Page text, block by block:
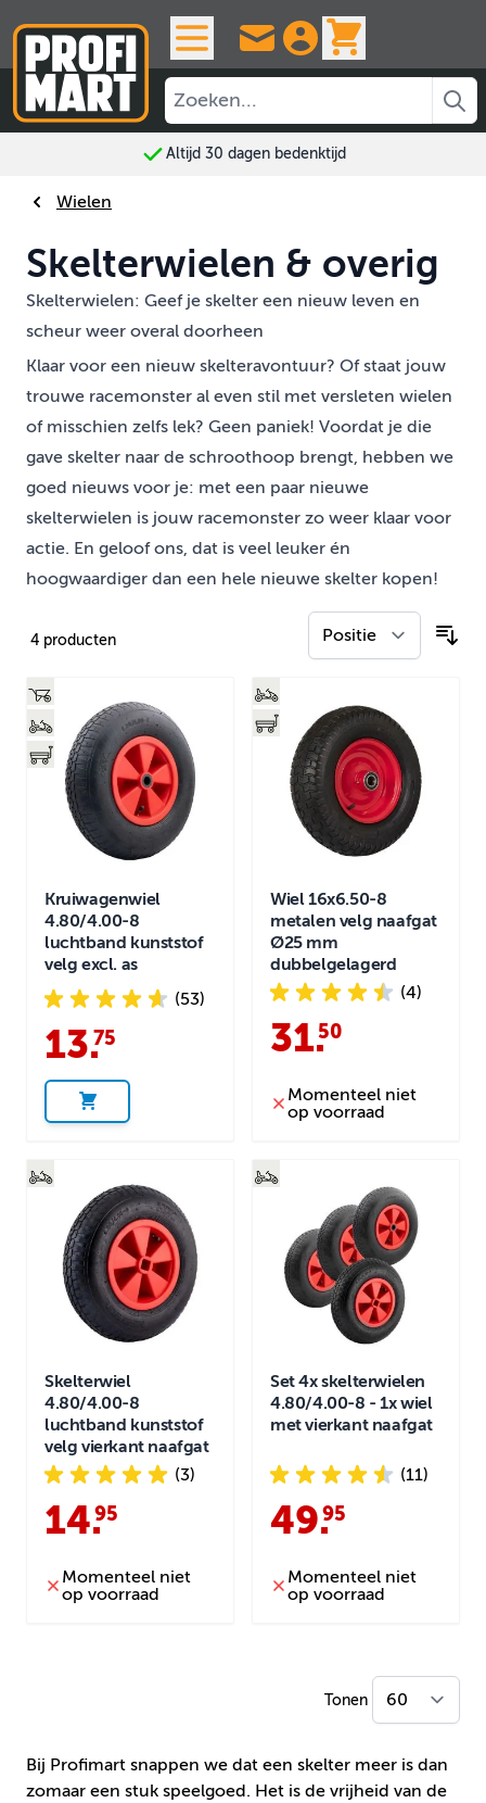
Altijd 30 dagen bedenktijd
Wielen
Skelterwielen & overig
Skelterwielen: Geef je skelter een nieuw leven en
scheur weer overal doorheen
Klaar voor een nieuw skelteravontuur? Of staat jouw
trouwe racemonster al even stil met versleten wielen
of misschien zelfs lek? Geen paniek! Voordat je die
gave skelter naar de schroothoop brengt, hebben we
goed nieuws voor je: met een paar nieuwe
skelterwielen is jouw racemonster zo weer klaar voor
actie. En geloof ons, dat is veel leuker én
hoogwaardiger dan een hele nieuwe skelter kopen!
4 producten
Kruiwagenwiel
4.80/4.00-8
luchtband kunststof
velg excl. as
(53)
13.75
Wiel 16x6.50-8
metalen velg naafgat
Ø25 mm
dubbelgelagerd
(4)
31.
50
Momenteel niet
op voorraad
Skelterwiel
4.80/4.00-8
luchtband kunststof
velg vierkant naafgat
(3)
14.
95
Momenteel niet
op voorraad
Set 4x skelterwielen
4.80/4.00-8 - 1x wiel
met vierkant naafgat
(11)
49.
95
Momenteel niet
op voorraad
Tonen
Bij Profimart snappen we dat een skelter meer is dan
zomaar een stuk speelgoed. Het is de vrijheid van de